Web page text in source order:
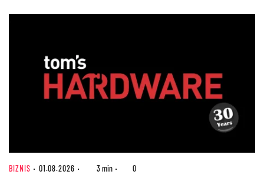
BIZNIS 01.08.2026 3 min 0